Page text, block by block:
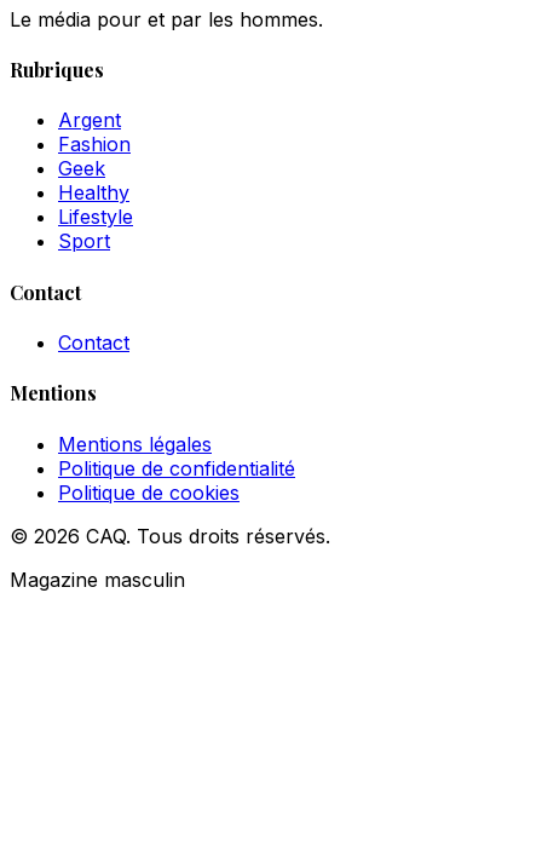
Le média pour et par les hommes.
Rubriques
Argent
Fashion
Geek
Healthy
Lifestyle
Sport
Contact
Contact
Mentions
Mentions légales
Politique de confidentialité
Politique de cookies
© 2026 CAQ. Tous droits réservés.
Magazine masculin